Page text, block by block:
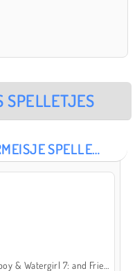
SPELLETJES
VUURJONGEN EN WATERMEISJE SPELLETJES